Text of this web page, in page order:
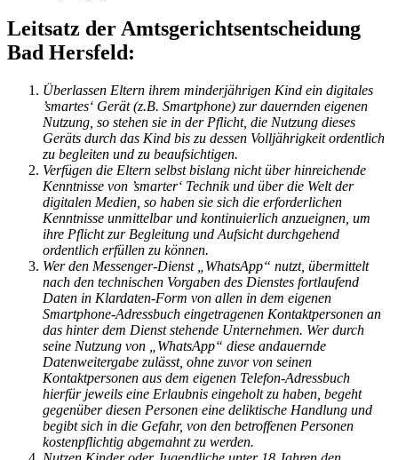
Leitsatz der Amtsgerichtsentscheidung
Bad Hersfeld:
Überlassen Eltern ihrem minderjährigen Kind ein digitales
’smartes‘ Gerät (z.B. Smartphone) zur dauernden eigenen
Nutzung, so stehen sie in der Pflicht, die Nutzung dieses
Geräts durch das Kind bis zu dessen Volljährigkeit ordentlich
zu begleiten und zu beaufsichtigen.
Verfügen die Eltern selbst bislang nicht über hinreichende
Kenntnisse von ’smarter‘ Technik und über die Welt der
digitalen Medien, so haben sie sich die erforderlichen
Kenntnisse unmittelbar und kontinuierlich anzueignen, um
ihre Pflicht zur Begleitung und Aufsicht durchgehend
ordentlich erfüllen zu können.
Wer den Messenger-Dienst „WhatsApp“ nutzt, übermittelt
nach den technischen Vorgaben des Dienstes fortlaufend
Daten in Klardaten-Form von allen in dem eigenen
Smartphone-Adressbuch eingetragenen Kontaktpersonen an
das hinter dem Dienst stehende Unternehmen. Wer durch
seine Nutzung von „WhatsApp“ diese andauernde
Datenweitergabe zulässt, ohne zuvor von seinen
Kontaktpersonen aus dem eigenen Telefon-Adressbuch
hierfür jeweils eine Erlaubnis eingeholt zu haben, begeht
gegenüber diesen Personen eine deliktische Handlung und
begibt sich in die Gefahr, von den betroffenen Personen
kostenpflichtig abgemahnt zu werden.